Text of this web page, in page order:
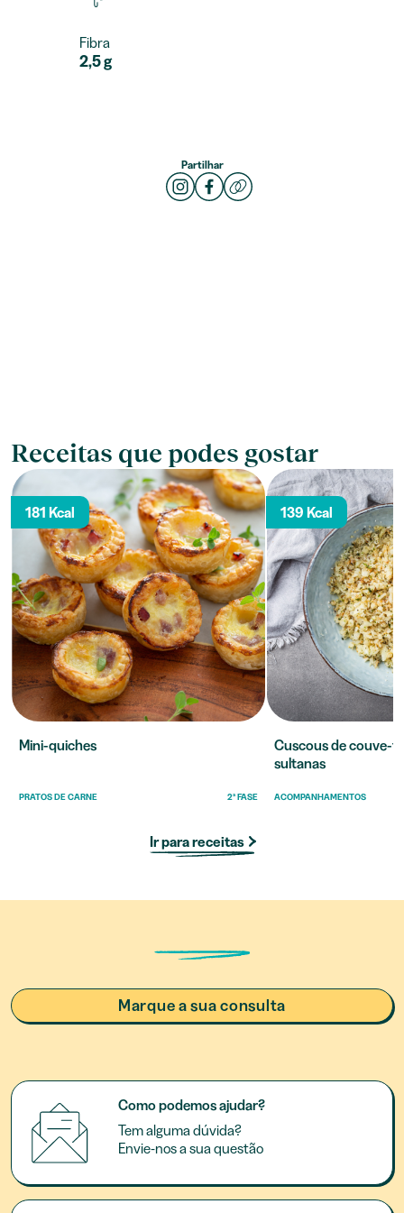
Fibra
2,5 g
Partilhar
Receitas que podes gostar
Mini-quiches
PRATOS DE CARNE 2ª FASE
181 Kcal
Cuscous de couve-
sultanas
ACOMPANHAMENTOS
139 Kcal
Ir para receitas
Marque a sua consulta
Como podemos ajudar?
Tem alguma dúvida?
Envie-nos a sua questão